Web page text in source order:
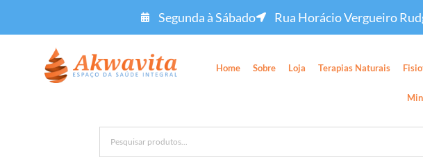
Segunda à Sábado Rua Horácio Vergueiro
Home Sobre Loja Terapias Naturais